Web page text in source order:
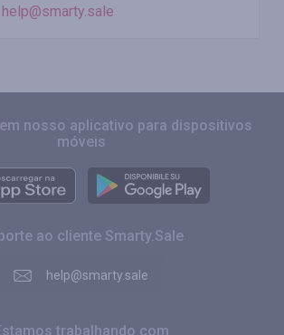
help@smarty.sale
em nosso aplicativo para dispositivos
móveis
ao cliente Smarty.Sale
help@smarty.sale
trabalhando com